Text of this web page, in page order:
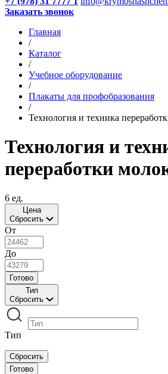
Заказать звонок
Главная
/
Каталог
/
Учебное оборудование
/
Плакаты для профобразования
/
Технология и техника
Технология и
переработки
6 ед.
Цена
Сбросить
От
До
Готово
Тип
Сбросить
Тип
Сбросить
Готово